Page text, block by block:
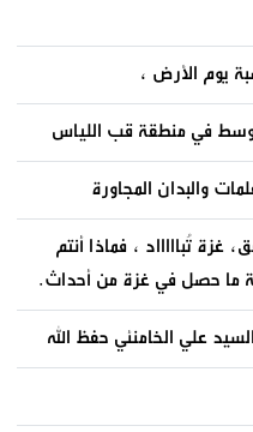
يوم الأرض ،
في منطقة قب اللياس
والبدان المجاورة
تُباااااد ، فماذا أنتم
ما حصل في غزة من أحداث.
علي الخامنئي حفظ الله